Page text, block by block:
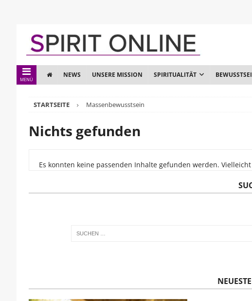
MENÜ
NEWS UNSERE MISSION SPIRITUALITÄT
STARTSEITE Massenbewusstsein
Nichts gefunden
Es konnten keine passenden Inhalte gefunden werden.